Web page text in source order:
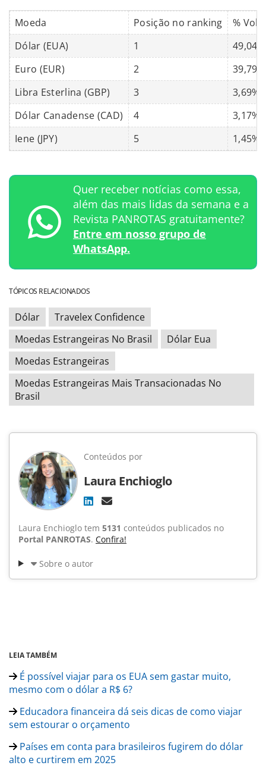
Moeda Posição no ranking
%
Dólar (EUA)
1
49,04%
Euro (EUR)
2
39,79%
Libra Esterlina (GBP)
3
3,69%
Dólar Canadense (CAD)
4
3,17%
Iene (JPY)
5 1,45%
Quer receber notícias como essa,
além das mais lidas da semana e a
Revista PANROTAS gratuitamente?
Entre em nosso grupo de
WhatsApp.
TÓPICOS RELACIONADOS
Dólar
Travelex Confidence
Moedas Estrangeiras No Brasil
Dólar Eua
Moedas Estrangeiras
Moedas Estrangeiras Mais Transacionadas No
Brasil
Conteúdos por
Laura Enchioglo
Laura Enchioglo tem 5131 conteúdos publicados no
Portal PANROTAS. Confira!
Sobre o autor
LEIA TAMBÉM
É possível viajar para os EUA sem gastar muito,
mesmo com o dólar a R$ 6?
Educadora financeira dá seis dicas de como viajar
sem estourar o orçamento
Países em conta para brasileiros fugirem do dólar
alto e curtirem em 2025